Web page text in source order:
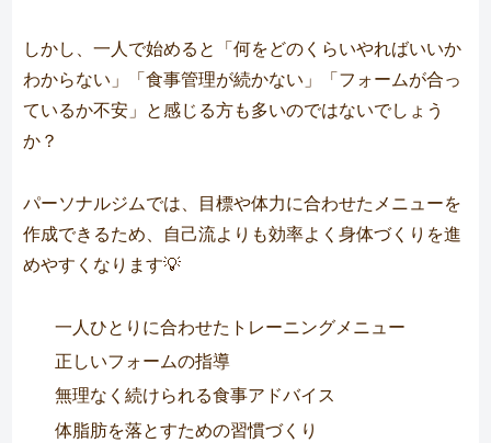
しかし、一人で始めると「何をどのくらいやればいいか
わからない」「食事管理が続かない」「フォームが合っ
ているか不安」と感じる方も多いのではないでしょう
か？
パーソナルジムでは、目標や体力に合わせたメニューを
作成できるため、自己流よりも効率よく身体づくりを進
めやすくなります💡
一人ひとりに合わせたトレーニングメニュー
正しいフォームの指導
無理なく続けられる食事アドバイス
体脂肪を落とすための習慣づくり